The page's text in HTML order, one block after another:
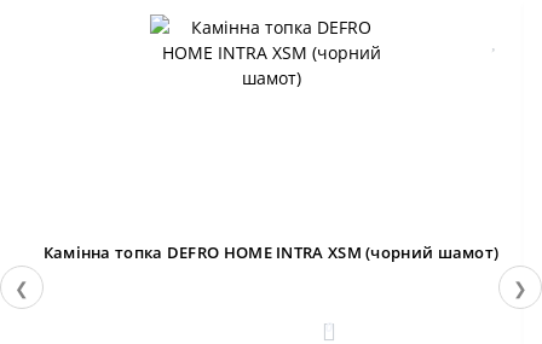
❮
Камінна топка DEFRO HOME INTRA XSM (чорний шамот)
0
❯